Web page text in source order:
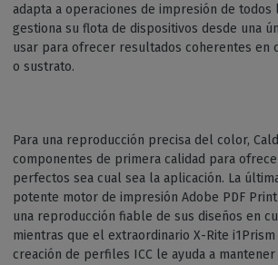
adapta a operaciones de impresión de todos
gestiona su flota de dispositivos desde una
usar para ofrecer resultados coherentes en
o sustrato.
Para una reproducción precisa del color,
componentes de primera calidad para
perfectos sea cual sea la aplicación. La
potente motor de impresión Adobe PDF
una reproducción fiable de sus diseños en
mientras que el extraordinario X-Rite
creación de perfiles ICC le ayuda a